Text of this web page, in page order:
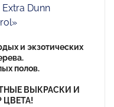
Dunn
и экзотических
полов.
ВЫКРАСКИ И
ЦВЕТА!